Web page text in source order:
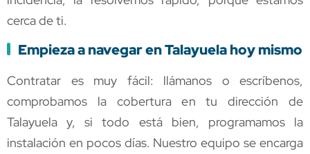
cerca de ti.
Empieza a navegar en Talayuela hoy mismo
Contratar es muy fácil: llámanos o escríbenos,
comprobamos la cobertura en tu dirección de
Talayuela y, si todo está bien, programamos la
instalación en pocos días. Nuestro equipo se encarga